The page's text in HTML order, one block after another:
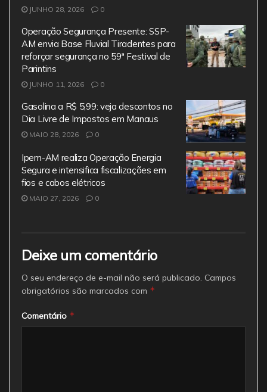
JUNHO 28, 2026 0
Operação Segurança Presente: SSP-
AM envia Base Fluvial Tiradentes para
reforçar segurança no 59ª Festival de
Parintins
JUNHO 11, 2026 0
Gasolina a R$ 5,99: veja descontos no
Dia Livre de Impostos em Manaus
MAIO 28, 2026 0
Ipem-AM realiza Operação Energia
Segura e intensifica fiscalizações em
fios e cabos elétricos
MAIO 27, 2026 0
Deixe um comentário
O seu endereço de e-mail não será publicado. Campos
obrigatórios são marcados com *
Comentário *